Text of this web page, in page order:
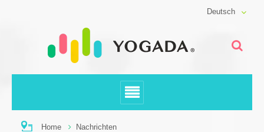
Deutsch
Home Nachrichten